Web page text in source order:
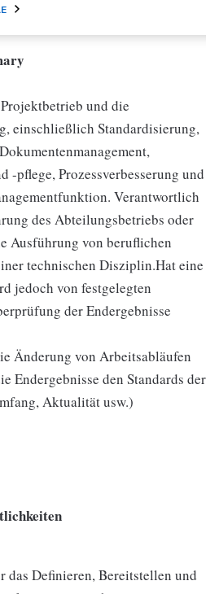
und die
einschließlich Standardisierung,
-pflege, Prozessverbesserung und
Verantwortlich
des Abteilungsbetriebs oder
Ausführung von beruflichen
technischen Disziplin.Hat eine
jedoch von festgelegten
der Endergebnisse
Änderung von Arbeitsabläufen
Endergebnisse den Standards der
Aktualität usw.)
das Definieren, Bereitstellen und